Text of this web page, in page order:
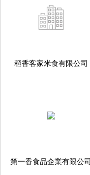
稻香客家米食有限公司
第一香食品企業有限公司